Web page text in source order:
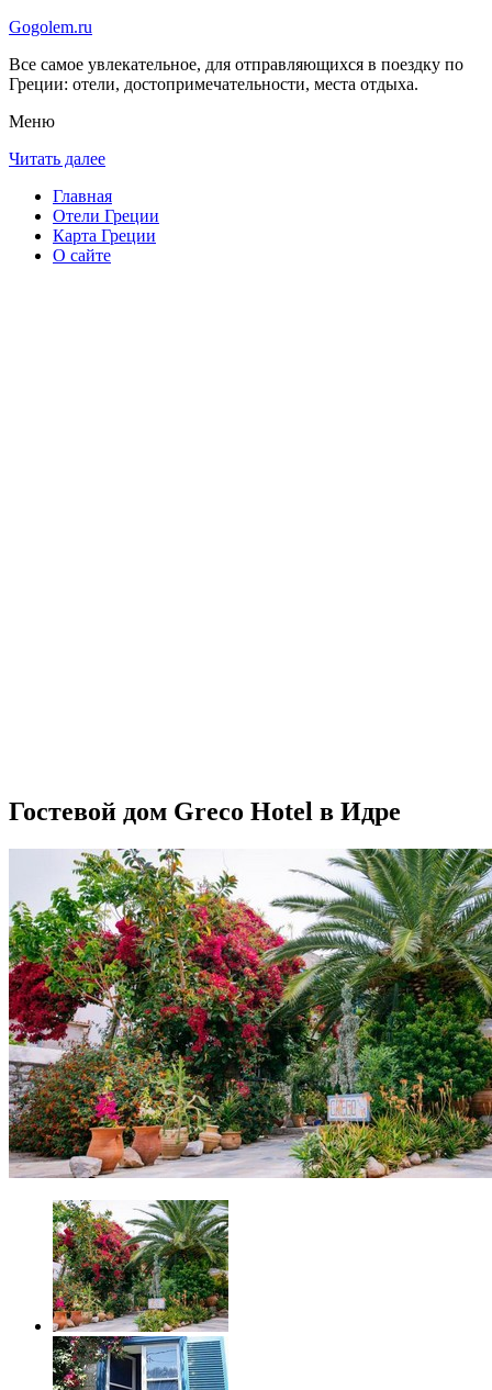
Gogolem.ru
Все самое увлекательное, для отправляющихся в поездку по
Греции: отели, достопримечательности, места отдыха.
Меню
Читать далее
Главная
Отели Греции
Карта Греции
О сайте
Гостевой дом Greco Hotel в Идре